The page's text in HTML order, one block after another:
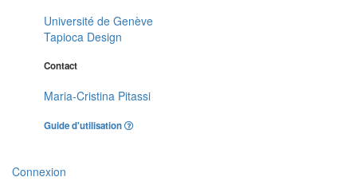
Université de Genève
Tapioca Design
Contact
Maria-Cristina Pitassi
Guide d'utilisation
Connexion